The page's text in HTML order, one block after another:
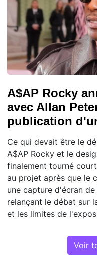
A$AP Rocky
avec Allan
publication
Ce qui devait être le
A$AP Rocky et le
finalement tourné
au projet après que le
une capture d'écran
relançant le débat sur
et les limites de
Voir